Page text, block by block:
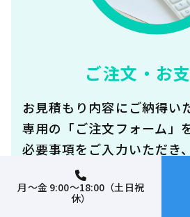
ご注文・お
お見積もり内容にご納得い
専用の「ご注文フォーム」
必要事項をご入力いただき
ドや銀行振込などご希望の
ださい。迅速に商品と工事
月～金 9:00～18:00（土日祝
休）